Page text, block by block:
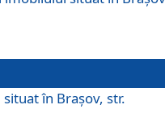
în Braşov, str.